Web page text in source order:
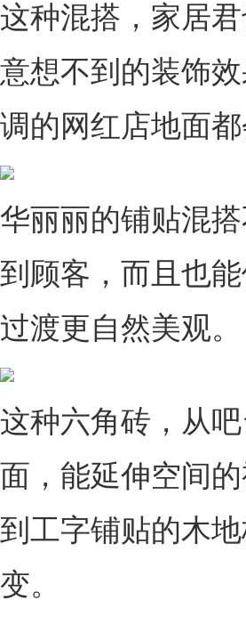
这种混搭，家居
意想不到的装饰
调的网红店地面都
华丽丽的铺贴混
到顾客，而且也
过渡更自然美观。
这种六角砖，从
面，能延伸空间
到工字铺贴的木
变。